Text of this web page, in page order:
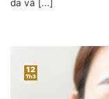
da và [...]
12
Th3